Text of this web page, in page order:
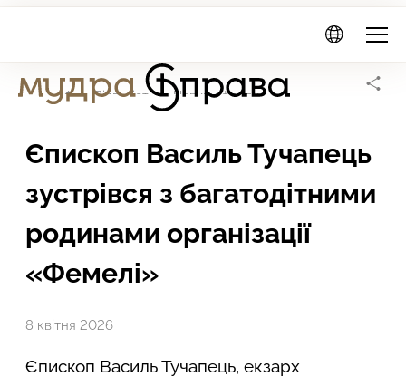
Мудра
Головна сторінка
Діяльність Новини фонду
Єпископ Василь Тучапець
зустрівся з багатодітними
родинами організації
«Фемелі»
8 квітня 2026
Єпископ Василь Тучапець, екзарх